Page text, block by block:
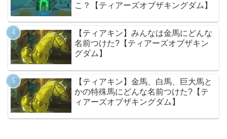
こ？【ティアーズオブザキングダム】
【ティアキン】みんなは金馬にどんな
名前つけた?【ティアーズオブザキン
グダム】
【ティアキン】金馬、白馬、巨大馬と
かの特殊馬にどんな名前つけた?【テ
ィアーズオブザキングダム】